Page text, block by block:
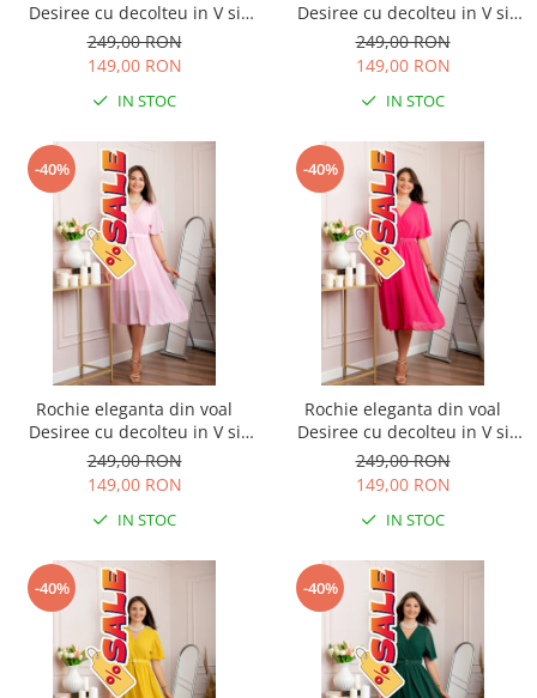
Desiree cu decolteu in V si
curea - Grena
249,00 RON
149,00 RON
IN STOC
Desiree cu decolteu in V si
curea - Fuchsia
249,00 RON
149,00 RON
IN STOC
-40%
Rochie eleganta din voal
Desiree cu decolteu in V si
curea - Roz pastel
249,00 RON
149,00 RON
IN STOC
-40%
Rochie eleganta din voal
Desiree cu decolteu in V si
curea - Ciclam
249,00 RON
149,00 RON
IN STOC
-40% -40%